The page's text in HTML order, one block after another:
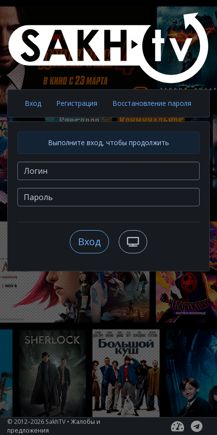
Вход Регистрация Восстановление пароля
Выполните вход, чтобы продолжить
Вход
© 2012–2026 SakhTV • Жалобы и
предложения